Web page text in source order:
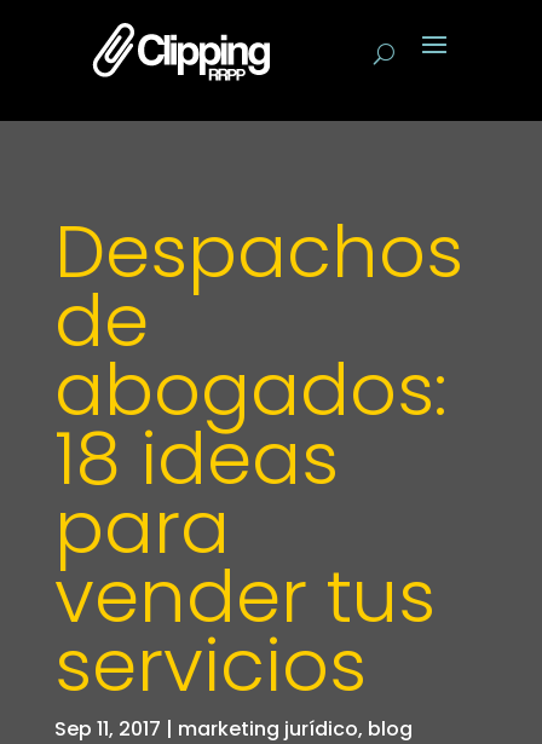
Despachos
de
abogados:
18 ideas
para
vender tus
servicios
Sep 11, 2017 | marketing jurídico, blog